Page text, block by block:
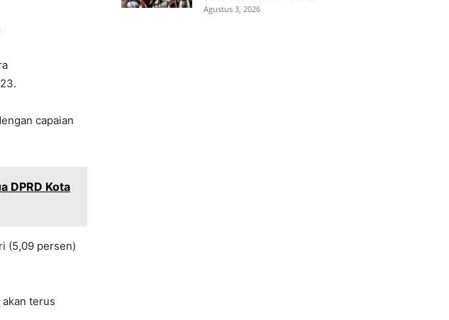
capaian
DPRD Kota
(5,09 persen)
terus
Agustus 3, 2026